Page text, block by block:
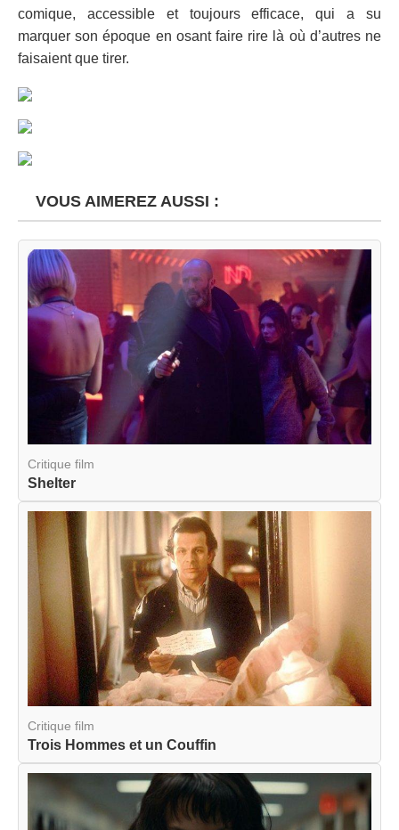
comique, accessible et toujours efficace, qui a su
marquer son époque en osant faire rire là où d’autres ne
faisaient que tirer.
VOUS AIMEREZ AUSSI :
Critique film
Shelter
Critique film
Trois Hommes et un Couffin